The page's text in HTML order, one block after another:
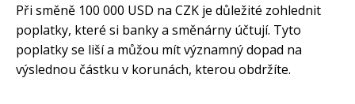
Při směně 100 000 USD na CZK je důležité zohlednit
poplatky, které si banky a směnárny účtují. Tyto
poplatky se liší a můžou mít významný dopad na
výslednou částku v korunách, kterou obdržíte.